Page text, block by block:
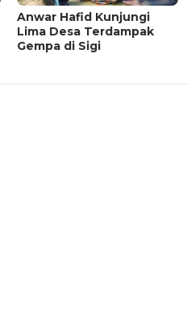
Anwar Hafid Kunjungi
Lima Desa Terdampak
Gempa di Sigi